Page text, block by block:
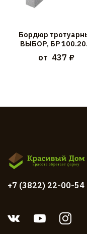
Бордюр
ВЫБОР, БР
от 437 ₽
+7 (3822) 22-00-54